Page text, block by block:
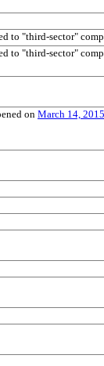
to "third-sector"
to "third-sector"
onMarch 14, 2015